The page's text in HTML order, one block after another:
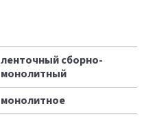
ленточный сборно-
монолитный
монолитное